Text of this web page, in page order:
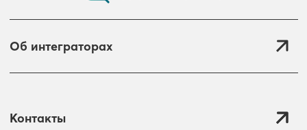
Об интеграторах
Контакты